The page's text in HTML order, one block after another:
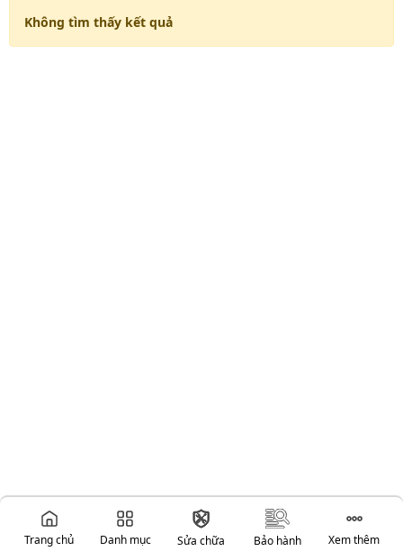
Trang chủ Danh mục Sửa chữa Bảo hành Xem thêm
Không tìm thấy kết quả